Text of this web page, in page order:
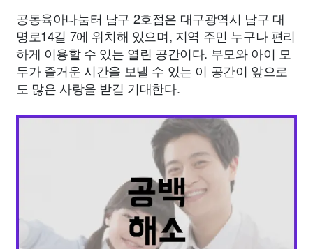
공동육아나눔터 남구 2호점은 대구광역시 남구 대
명로14길 7에 위치해 있으며, 지역 주민 누구나 편리
하게 이용할 수 있는 열린 공간이다. 부모와 아이 모
두가 즐거운 시간을 보낼 수 있는 이 공간이 앞으로
도 많은 사랑을 받길 기대한다.